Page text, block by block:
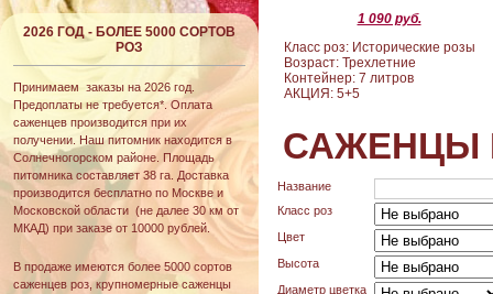
2026 ГОД - БОЛЕЕ 5000 СОРТОВ
РОЗ
Принимаем заказы на 2026 год.
Предоплаты не требуется*. Оплата
саженцев производится при их
получении. Наш питомник находится в
Солнечногорском районе. Площадь
питомника составляет 38 га. Доставка
производится бесплатно по Москве и
Московской области (не далее 30 км от
МКАД) при заказе от 10000 рублей.
В продаже имеются более 5000 сортов
саженцев роз, крупномерные саженцы
1 090 руб.
Класс роз: Исторические розы
Возраст: Трехлетние
Контейнер: 7 литров
АКЦИЯ: 5+5
САЖЕНЦЫ
Название
Класс роз
Цвет
Высота
Диаметр цветка